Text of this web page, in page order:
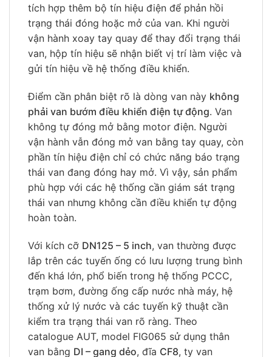
tích hợp thêm bộ tín hiệu điện để phản hồi
trạng thái đóng hoặc mở của van. Khi người
vận hành xoay tay quay để thay đổi trạng thái
van, hộp tín hiệu sẽ nhận biết vị trí làm việc và
gửi tín hiệu về hệ thống điều khiển.
Điểm cần phân biệt rõ là dòng van này không
phải van bướm điều khiển điện tự động. Van
không tự đóng mở bằng motor điện. Người
vận hành vẫn đóng mở van bằng tay quay, còn
phần tín hiệu điện chỉ có chức năng báo trạng
thái van đang đóng hay mở. Vì vậy, sản phẩm
phù hợp với các hệ thống cần giám sát trạng
thái van nhưng không cần điều khiển tự động
hoàn toàn.
Với kích cỡ DN125 – 5 inch, van thường được
lắp trên các tuyến ống có lưu lượng trung bình
đến khá lớn, phổ biến trong hệ thống PCCC,
trạm bơm, đường ống cấp nước nhà máy, hệ
thống xử lý nước và các tuyến kỹ thuật cần
kiểm tra trạng thái van rõ ràng. Theo
catalogue AUT, model FIG065 sử dụng thân
van bằng DI – gang dẻo, đĩa CF8, ty van